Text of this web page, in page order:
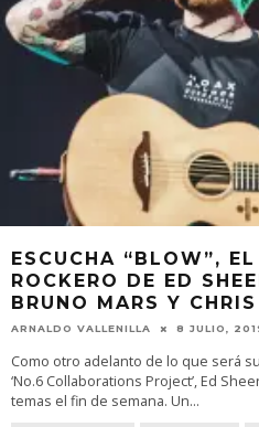
ESCUCHA “BLOW”,
ROCKERO DE ED
BRUNO MARS Y
ARNALDO VALLENILLA 8 JULIO,
Como otro adelanto de lo que será
‘No.6 Collaborations Project’, Ed
temas el fin de semana. Un...